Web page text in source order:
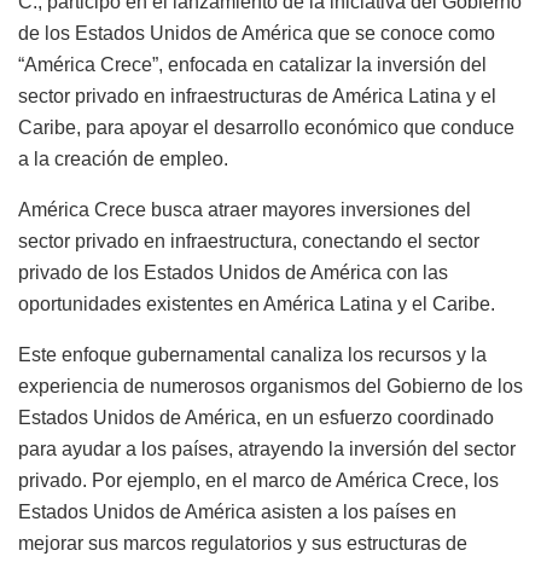
de los Estados Unidos de América que se conoce como
“América Crece”, enfocada en catalizar la inversión del
sector privado en infraestructuras de América Latina y el
Caribe, para apoyar el desarrollo económico que conduce
a la creación de empleo.
América Crece busca atraer mayores inversiones del
sector privado en infraestructura, conectando el sector
privado de los Estados Unidos de América con las
oportunidades existentes en América Latina y el Caribe.
Este enfoque gubernamental canaliza los recursos y la
experiencia de numerosos organismos del Gobierno de los
Estados Unidos de América, en un esfuerzo coordinado
para ayudar a los países, atrayendo la inversión del sector
privado. Por ejemplo, en el marco de América Crece, los
Estados Unidos de América asisten a los países en
mejorar sus marcos regulatorios y sus estructuras de